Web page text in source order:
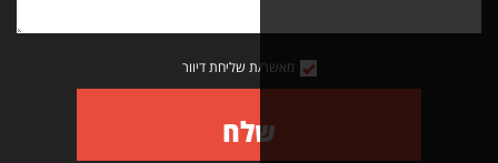
מאשר/ת שליחת דיוור